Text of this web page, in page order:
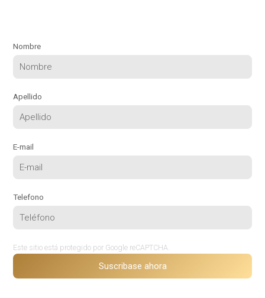
Nombre
Apellido
E-mail
Telefono
Este sitio está protegido por Google reCAPTCHA.
Suscribase ahora